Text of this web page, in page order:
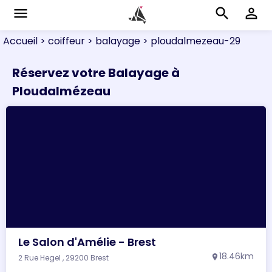
menu search perm_identity
Accueil > coiffeur > balayage > ploudalmezeau-29
Réservez votre Balayage à
Ploudalmézeau
Le Salon d'Amélie - Brest
2 Rue Hegel , 29200 Brest location_on 18.46km